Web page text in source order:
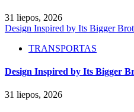
31 liepos, 2026
Design Inspired by Its Bigger
TRANSPORTAS
Design Inspired by Its Bigger
31 liepos, 2026